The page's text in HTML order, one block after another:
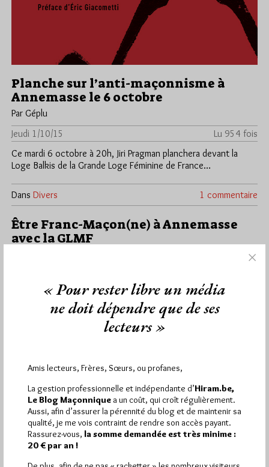
Planche sur l’anti-maçonnisme à
Annemasse le 6 octobre
Par Géplu
Jeudi 1/10/15
Lu 954 fois
Ce mardi 6 octobre à 20h, Jiri Pragman planchera devant la
Loge Balkis de la Grande Loge Féminine de France…
Dans Divers 1 commentaire
Être Franc-Maçon(ne) à Annemasse
avec la GLMF
Loges,Manifestations 0 commentaire
« Pour rester libre un média
ne doit dépendre que de ses
lecteurs »
Amis lecteurs, Frères, Sœurs, ou profanes,
La gestion professionnelle et indépendante d’Hiram.be,
Le Blog Maçonnique a un coût, qui croît régulièrement.
Aussi, afin d’assurer la pérennité du blog et de maintenir sa
qualité, je me vois contraint de rendre son accès payant.
Rassurez-vous, la somme demandée est très minime :
20 € par an !